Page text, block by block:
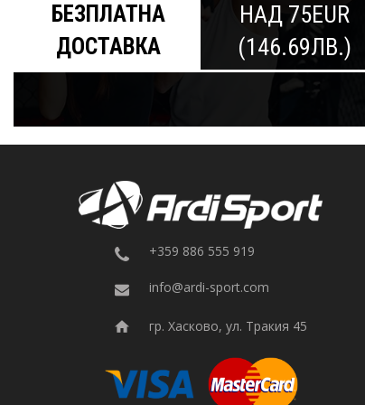
БЕЗПЛАТНА
ДОСТАВКА
НАД 75EUR
(146.69ЛВ.)
+359 886 555 919
info@ardi-sport.com
гр. Хасково, ул. Тракия 45